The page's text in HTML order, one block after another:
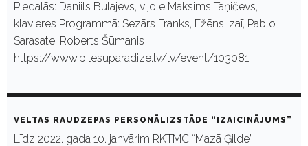
Piedalās: Daniils Bulajevs, vijole Maksims Taņičevs,
klavieres Programmā: Sezārs Franks, Ežēns Izaī, Pablo
Sarasate, Roberts Šūmanis
https://www.bilesuparadize.lv/lv/event/103081
VELTAS RAUDZEPAS PERSONĀLIZSTĀDE “IZAICINĀJUMS”
Līdz 2022. gada 10. janvārim RKTMC “Mazā Ģilde”